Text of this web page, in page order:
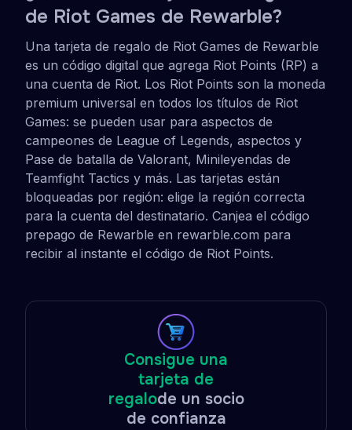
de Riot Games de Rewarble?
Una tarjeta de regalo de Riot Games de Rewarble
es un código digital que agrega Riot Points (RP) a
una cuenta de Riot. Los Riot Points son la moneda
premium universal en todos los títulos de Riot
Games: se pueden usar para aspectos de
campeones de League of Legends, aspectos y
Pase de batalla de Valorant, Minileyendas de
Teamfight Tactics y más. Las tarjetas están
bloqueadas por región: elige la región correcta
para la cuenta del destinatario. Canjea el código
prepago de Rewarble en rewarble.com para
recibir al instante el código de Riot Points.
Consigue una
tarjeta de
regalode un socio
de confianza